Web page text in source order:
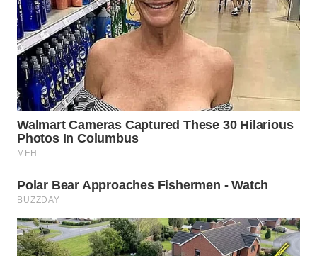
WN
SUMEDANG
WN
CIANJUR
WN
KEPULAUAN
WN
TANGERANG